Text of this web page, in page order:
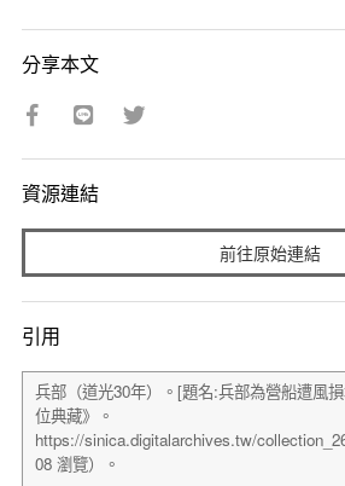
分享本文
資源連結
前往原始連結
引用